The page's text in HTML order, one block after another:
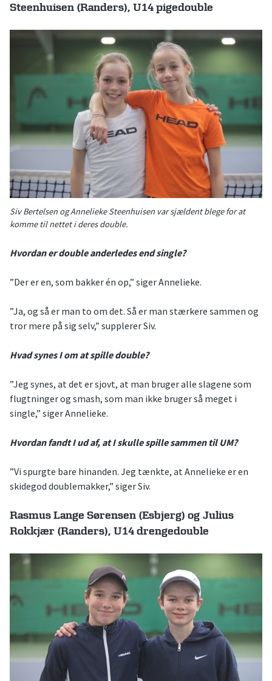
Steenhuisen (Randers), U14 pigedouble
Siv Bertelsen og Annelieke Steenhuisen var sjældent blege for at
komme til nettet i deres double.
Hvordan er double anderledes end single?
”Der er en, som bakker én op,” siger Annelieke.
”Ja, og så er man to om det. Så er man stærkere sammen og
tror mere på sig selv,” supplerer Siv.
Hvad synes I om at spille double?
”Jeg synes, at det er sjovt, at man bruger alle slagene som
flugtninger og smash, som man ikke bruger så meget i
single,” siger Annelieke.
Hvordan fandt I ud af, at I skulle spille sammen til UM?
”Vi spurgte bare hinanden. Jeg tænkte, at Annelieke er en
skidegod doublemakker,” siger Siv.
Rasmus Lange Sørensen (Esbjerg) og Julius
Rokkjær (Randers), U14 drengedouble